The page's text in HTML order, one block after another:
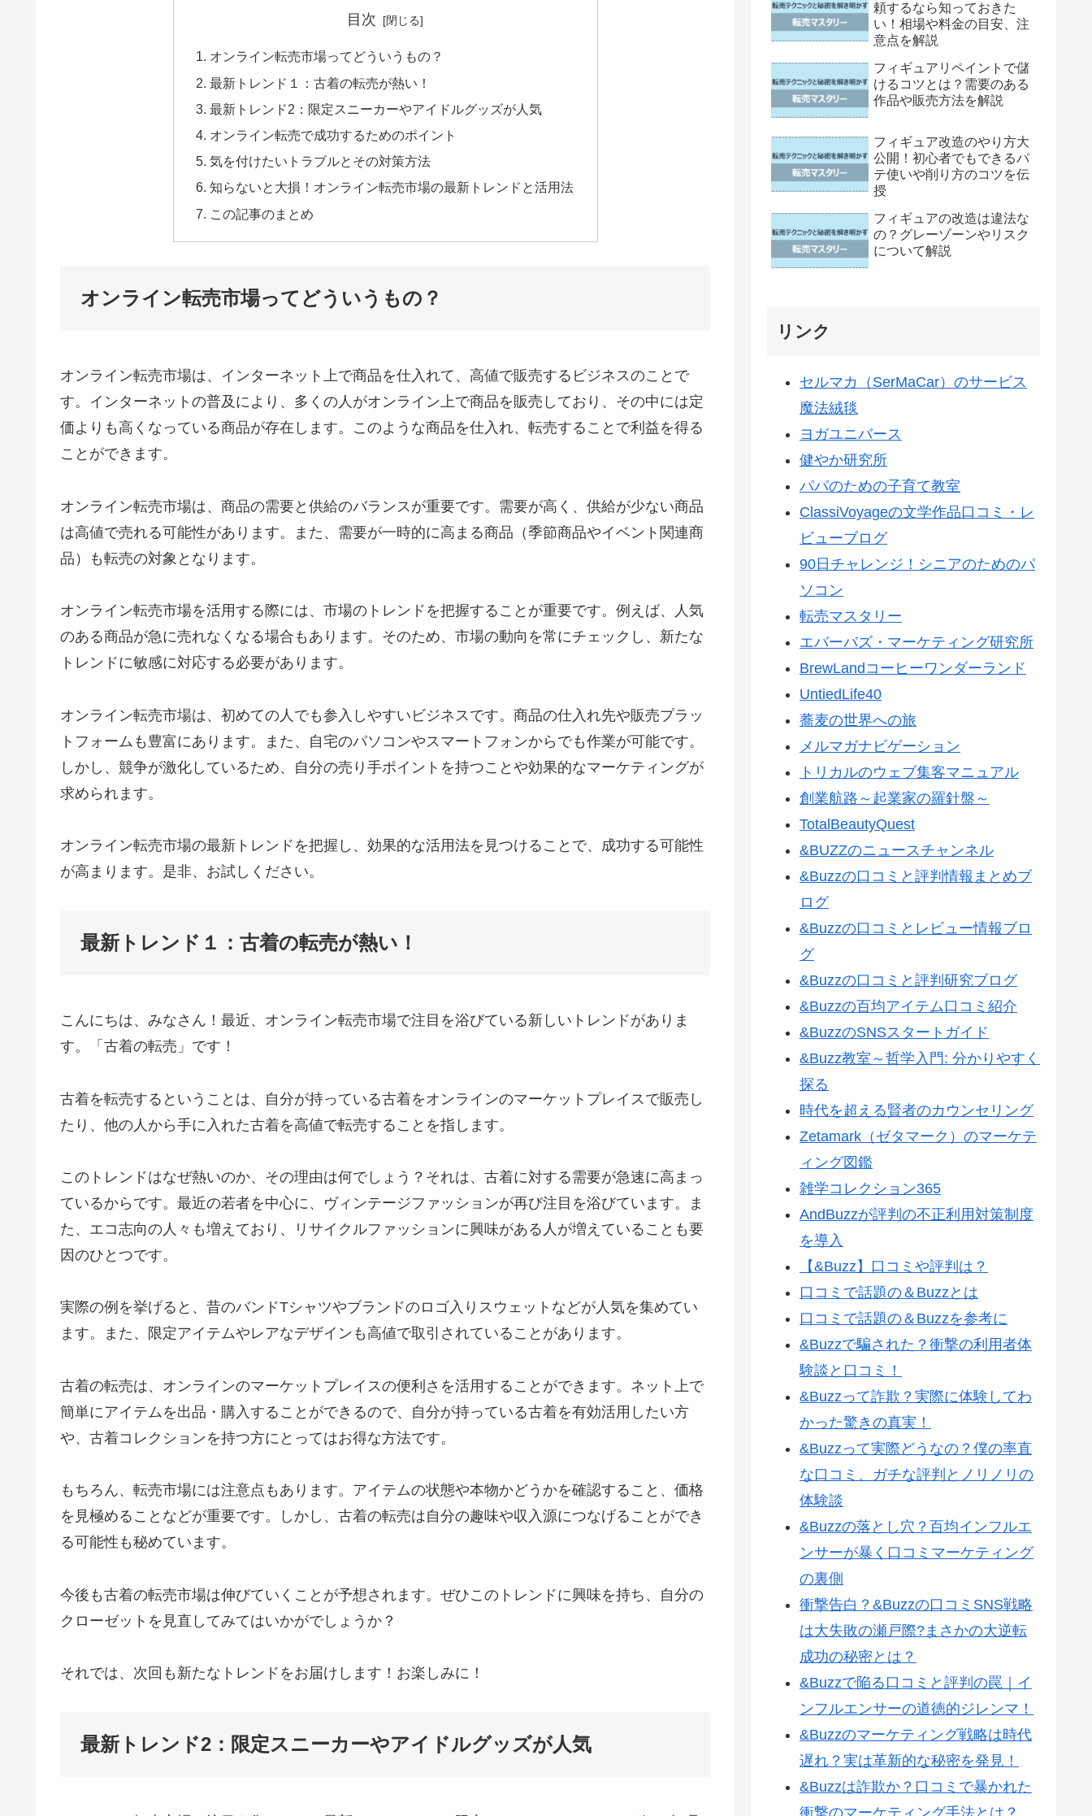
目次
オンライン転売市場ってどういうもの？
最新トレンド１：古着の転売が熱い！
最新トレンド2：限定スニーカーやアイドルグッズが人気
オンライン転売で成功するためのポイント
気を付けたいトラブルとその対策方法
知らないと大損！オンライン転売市場の最新トレンドと活用法
この記事のまとめ
オンライン転売市場ってどういうもの？
オンライン転売市場は、インターネット上で商品を仕入れて、高値で販売するビジネスのことで
す。インターネットの普及により、多くの人がオンライン上で商品を販売しており、その中には定
価よりも高くなっている商品が存在します。このような商品を仕入れ、転売することで利益を得る
ことができます。
オンライン転売市場は、商品の需要と供給のバランスが重要です。需要が高く、供給が少ない商品
は高値で売れる可能性があります。また、需要が一時的に高まる商品（季節商品やイベント関連商
品）も転売の対象となります。
オンライン転売市場を活用する際には、市場のトレンドを把握することが重要です。例えば、人気
のある商品が急に売れなくなる場合もあります。そのため、市場の動向を常にチェックし、新たな
トレンドに敏感に対応する必要があります。
オンライン転売市場は、初めての人でも参入しやすいビジネスです。商品の仕入れ先や販売プラッ
トフォームも豊富にあります。また、自宅のパソコンやスマートフォンからでも作業が可能です。
しかし、競争が激化しているため、自分の売り手ポイントを持つことや効果的なマーケティングが
求められます。
オンライン転売市場の最新トレンドを把握し、効果的な活用法を見つけることで、成功する可能性
が高まります。是非、お試しください。
最新トレンド１：古着の転売が熱い！
こんにちは、みなさん！最近、オンライン転売市場で注目を浴びている新しいトレンドがありま
す。「古着の転売」です！
古着を転売するということは、自分が持っている古着をオンラインのマーケットプレイスで販売し
たり、他の人から手に入れた古着を高値で転売することを指します。
このトレンドはなぜ熱いのか、その理由は何でしょう？それは、古着に対する需要が急速に高まっ
ているからです。最近の若者を中心に、ヴィンテージファッションが再び注目を浴びています。ま
た、エコ志向の人々も増えており、リサイクルファッションに興味がある人が増えていることも要
因のひとつです。
実際の例を挙げると、昔のバンドTシャツやブランドのロゴ入りスウェットなどが人気を集めてい
ます。また、限定アイテムやレアなデザインも高値で取引されていることがあります。
古着の転売は、オンラインのマーケットプレイスの便利さを活用することができます。ネット上で
簡単にアイテムを出品・購入することができるので、自分が持っている古着を有効活用したい方
や、古着コレクションを持つ方にとってはお得な方法です。
もちろん、転売市場には注意点もあります。アイテムの状態や本物かどうかを確認すること、価格
を見極めることなどが重要です。しかし、古着の転売は自分の趣味や収入源につなげることができ
る可能性も秘めています。
今後も古着の転売市場は伸びていくことが予想されます。ぜひこのトレンドに興味を持ち、自分の
クローゼットを見直してみてはいかがでしょうか？
それでは、次回も新たなトレンドをお届けします！お楽しみに！
最新トレンド2：限定スニーカーやアイドルグッズが人気
頼するなら知っておきた
い！相場や料金の目安、注
意点を解説
フィギュアリペイントで儲
けるコツとは？需要のある
作品や販売方法を解説
フィギュア改造のやり方大
公開！初心者でもできるパ
テ使いや削り方のコツを伝
授
フィギュアの改造は違法な
の？グレーゾーンやリスク
について解説
リンク
セルマカ（SerMaCar）のサービス
魔法絨毯
ヨガユニバース
健やか研究所
パパのための子育て教室
ClassiVoyageの文学作品口コミ・レ
ビューブログ
90日チャレンジ！シニアのためのパ
ソコン
転売マスタリー
エバーバズ・マーケティング研究所
BrewLandコーヒーワンダーランド
UntiedLife40
蕎麦の世界への旅
メルマガナビゲーション
トリカルのウェブ集客マニュアル
創業航路～起業家の羅針盤～
TotalBeautyQuest
&BUZZのニュースチャンネル
&Buzzの口コミと評判情報まとめブ
ログ
&Buzzの口コミとレビュー情報ブロ
グ
&Buzzの口コミと評判研究ブログ
&Buzzの百均アイテム口コミ紹介
&BuzzのSNSスタートガイド
&Buzz教室～哲学入門: 分かりやすく
探る
時代を超える賢者のカウンセリング
Zetamark（ゼタマーク）のマーケテ
ィング図鑑
雑学コレクション365
AndBuzzが評判の不正利用対策制度
を導入
【&Buzz】口コミや評判は？
口コミで話題の＆Buzzとは
口コミで話題の＆Buzzを参考に
&Buzzで騙された？衝撃の利用者体
験談と口コミ！
&Buzzって詐欺？実際に体験してわ
かった驚きの真実！
&Buzzって実際どうなの？僕の率直
な口コミ、ガチな評判とノリノリの
体験談
&Buzzの落とし穴？百均インフルエ
ンサーが暴く口コミマーケティング
の裏側
衝撃告白？&Buzzの口コミSNS戦略
は大失敗の瀬戸際?まさかの大逆転
成功の秘密とは？
&Buzzで陥る口コミと評判の罠｜イ
ンフルエンサーの道徳的ジレンマ！
&Buzzのマーケティング戦略は時代
遅れ？実は革新的な秘密を発見！
&Buzzは詐欺か？口コミで暴かれた